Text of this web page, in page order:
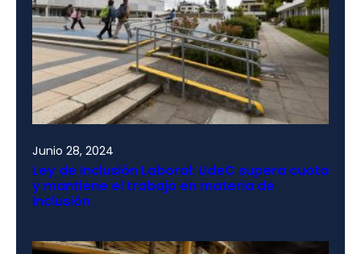
Junio 28, 2024
Ley de Inclusión Laboral: UdeC supera cuota
y mantiene el trabajo en materia de
inclusión